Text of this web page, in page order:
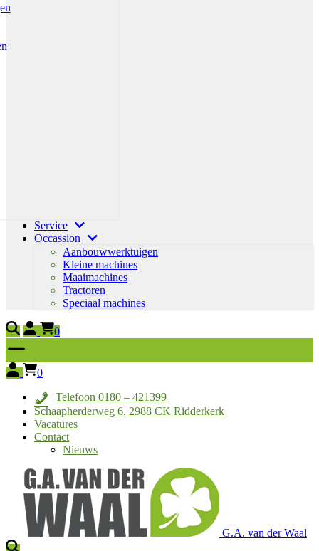
Service
Occassion
Aanbouwwerktuigen
Kleine machines
Maaimachines
Tractoren
Speciaal machines
0
0
Telefoon 0180 – 421399
Schaapherderweg 6, 2988 CK Ridderkerk
Vacatures
Contact
Nieuws
G.A. van der Waal